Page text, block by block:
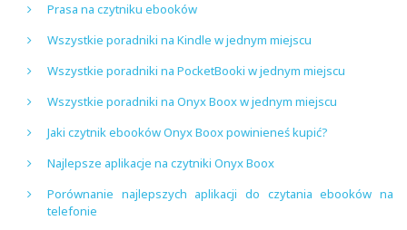
Prasa na czytniku ebooków
Wszystkie poradniki na Kindle w jednym miejscu
Wszystkie poradniki na PocketBooki w jednym miejscu
Wszystkie poradniki na Onyx Boox w jednym miejscu
Jaki czytnik ebooków Onyx Boox powinieneś kupić?
Najlepsze aplikacje na czytniki Onyx Boox
Porównanie najlepszych aplikacji do czytania ebooków na
telefonie